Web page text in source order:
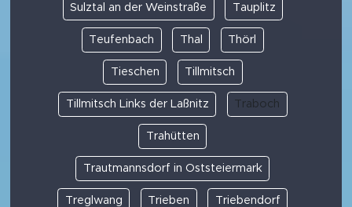
Sulztal an der Weinstraße Tauplitz
Teufenbach Thal Thörl
Tieschen Tillmitsch
Tillmitsch Links der Laßnitz Traboch
Trahütten
Trautmannsdorf in Oststeiermark
Treglwang Trieben Triebendorf